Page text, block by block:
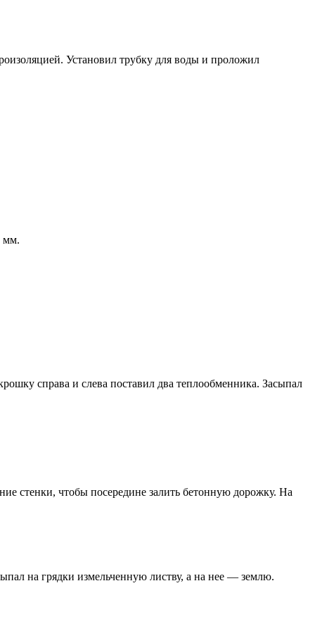
Установил трубку для воды и проложил
мм.
справа и слева поставил два теплообменника. Засыпал
стенки, чтобы посередине залить бетонную дорожку. На
на грядки измельченную листву, а на нее — землю.